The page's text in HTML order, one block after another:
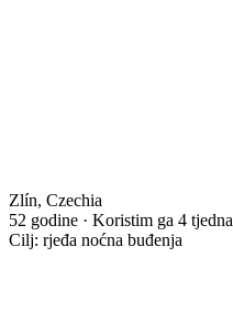
Zlín, Czechia
52 godine · Koristim ga 4 tjedna
Cilj: rjeđa noćna buđenja